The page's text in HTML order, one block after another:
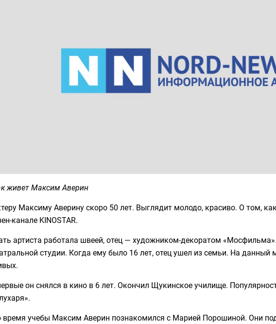
живет Максим Аверин
Максиму Аверину скоро 50 лет. Выглядит молодо, красиво. О том,
канале KINOSTAR.
артиста работала швеей, отец — художником-декоратом
студии. Когда ему было 16 лет, отец ушел из семьи. На данный
он снялся в кино в 6 лет. Окончил Щукинское училище.
время учебы Максим Аверин познакомился с Марией Порошиной. Они